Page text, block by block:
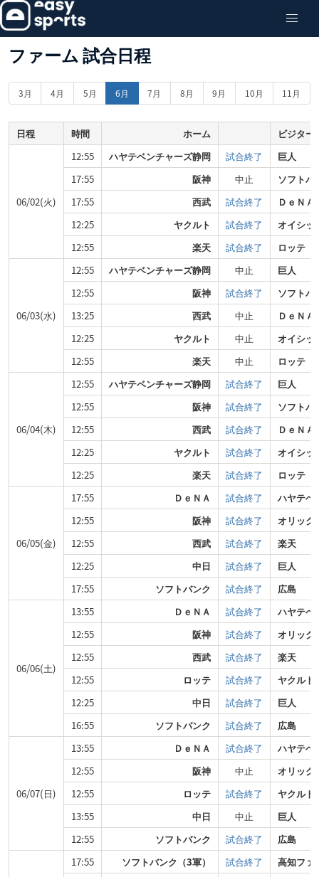
ファーム 試合日程
3月 4月 5月 6月 7月 8月 9月 10月 11月
日程 時間 ホーム ビジター
06/02(火)
12:55 ハヤテベンチャーズ静岡 試合終了
巨人
17:55
阪神 中止
ソフトバ
17:55
西武 試合終了
ＤｅＮＡ
12:25
ヤクルト 試合終了
オイシッ
12:55
楽天 試合終了 ロッテ
06/03(水)
12:55 ハヤテベンチャーズ静岡 中止
巨人
12:55
阪神 試合終了
ソフトバ
13:25
西武 中止
ＤｅＮＡ
12:25
ヤクルト 中止
オイシッ
12:55
楽天 中止 ロッテ
06/04(木)
12:55 ハヤテベンチャーズ静岡 試合終了
巨人
12:55
阪神 試合終了
ソフトバ
12:55
西武 試合終了
ＤｅＮＡ
12:25
ヤクルト 試合終了
オイシッ
12:25
楽天 試合終了 ロッテ
06/05(金)
17:55 ＤｅＮＡ 試合終了
ハヤテベ
12:55
阪神 試合終了
オリック
12:55
西武 試合終了
楽天
12:25
中日 試合終了
巨人
17:55
ソフトバンク 試合終了 広島
06/06(土)
13:55 ＤｅＮＡ 試合終了
ハヤテベ
12:55
阪神 試合終了
オリック
12:55
西武 試合終了
楽天
12:55
ロッテ 試合終了
ヤクルト
12:25
中日 試合終了
巨人
16:55
ソフトバンク 試合終了 広島
06/07(日)
13:55 ＤｅＮＡ 試合終了
ハヤテベ
12:55
阪神 中止
オリック
12:55
ロッテ 試合終了
ヤクルト
13:55
中日 中止
巨人
12:55
ソフトバンク 試合終了 広島
17:55 ソフトバンク（3軍） 試合終了
高知ファ